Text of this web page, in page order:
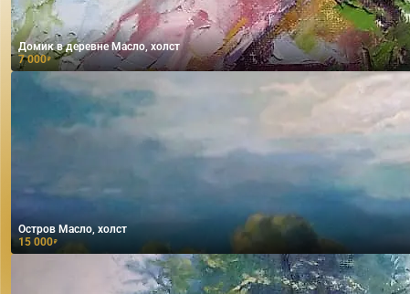
Домик в деревне Масло, холст
7 000₽
Остров Масло, холст
15 000₽